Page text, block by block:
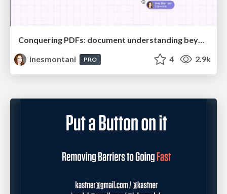
Conquering PDFs: document understanding beyond plain text
inesmontani
PRO 4 2.9k